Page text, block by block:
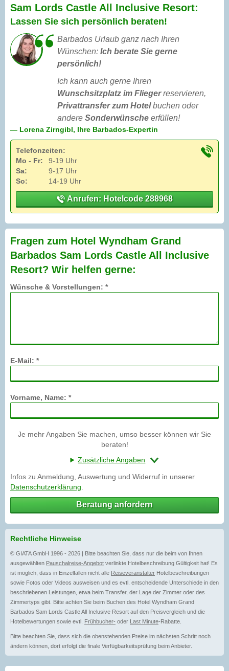
Sam Lords Castle All Inclusive Resort:
Lassen Sie sich persönlich beraten!
Barbados Urlaub ganz nach Ihren
Wünschen: Ich berate Sie gerne
persönlich!
Ich kann auch gerne Ihren
Wunschsitzplatz im Fliegerreservieren,
Privattransfer zum Hotelbuchen oder
andere Sonderwünsche erfüllen!
— Lorena Zirngibl, Ihre Barbados-Expertin
Telefonzeiten:
Mo - Fr:
9-19 Uhr
Sa:
9-17 Uhr
So:
14-19 Uhr
Anrufen: Hotelcode 288968
Fragen zum Hotel Wyndham Grand
Barbados Sam Lords Castle All Inclusive
Resort? Wir helfen gerne:
Wünsche & Vorstellungen: *
E-Mail: *
Vorname, Name: *
Je mehr Angaben Sie machen, umso besser können wir Sie
beraten!
Zusätzliche Angaben
Infos zu Anmeldung, Auswertung und Widerruf in unserer
Datenschutzerklärung
Beratung anfordern
Rechtliche Hinweise
© GIATA GmbH 1996 - 2026 | Bitte beachten Sie, dass nur die beim von Ihnen
ausgewählten Pauschalreise-Angebot verlinkte Hotelbeschreibung Gültigkeit hat! Es
ist möglich, dass in Einzelfällen nicht alle Reiseveranstalter Hotelbeschreibungen
sowie Fotos oder Videos ausweisen und es evtl. entscheidende Unterschiede in den
beschriebenen Leistungen, etwa beim Transfer, der Lage der Zimmer oder des
Zimmertyps gibt. Bitte achten Sie beim Buchen des Hotel Wyndham Grand
Barbados Sam Lords Castle All Inclusive Resort auf den Preisvergleich und die
Hotelbewertungen sowie evtl. Frühbucher- oder Last Minute-Rabatte.
Bitte beachten Sie, dass sich die obenstehenden Preise im nächsten Schritt noch
ändern können, dort erfolgt die finale Verfügbarkeitsprüfung beim Anbieter.